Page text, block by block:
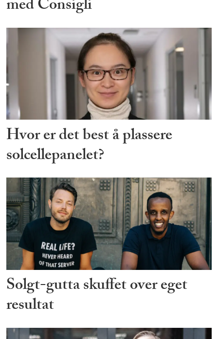
med Consigli
Hvor er det best å plassere
solcellepanelet?
Solgt-gutta skuffet over eget
resultat